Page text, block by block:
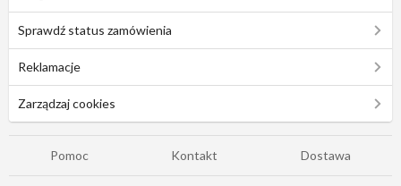
Sprawdź status zamówienia
Reklamacje
Zarządzaj cookies
Pomoc Kontakt Dostawa